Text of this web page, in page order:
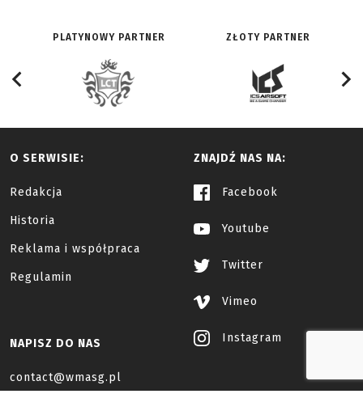
PLATYNOWY PARTNER ZŁOTY PARTNER
O SERWISIE:
Redakcja
Historia
Reklama i współpraca
Regulamin
ZNAJDŹ NAS NA:
Facebook
Youtube
Twitter
Vimeo
Instagram
NAPISZ DO NAS
contact@wmasg.pl